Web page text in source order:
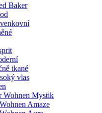
Baker
tkané
vlas
Wohnen Mystik
Amaze